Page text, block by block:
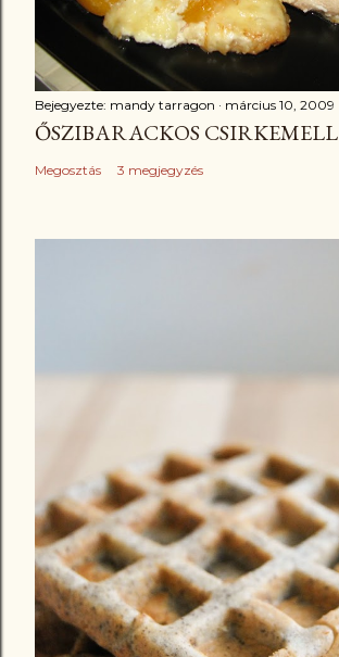
Bejegyezte: mandy tarragon március 10, 2009
ŐSZIBARACKOS CSIRKEMELL
Megosztás 3 megjegyzés